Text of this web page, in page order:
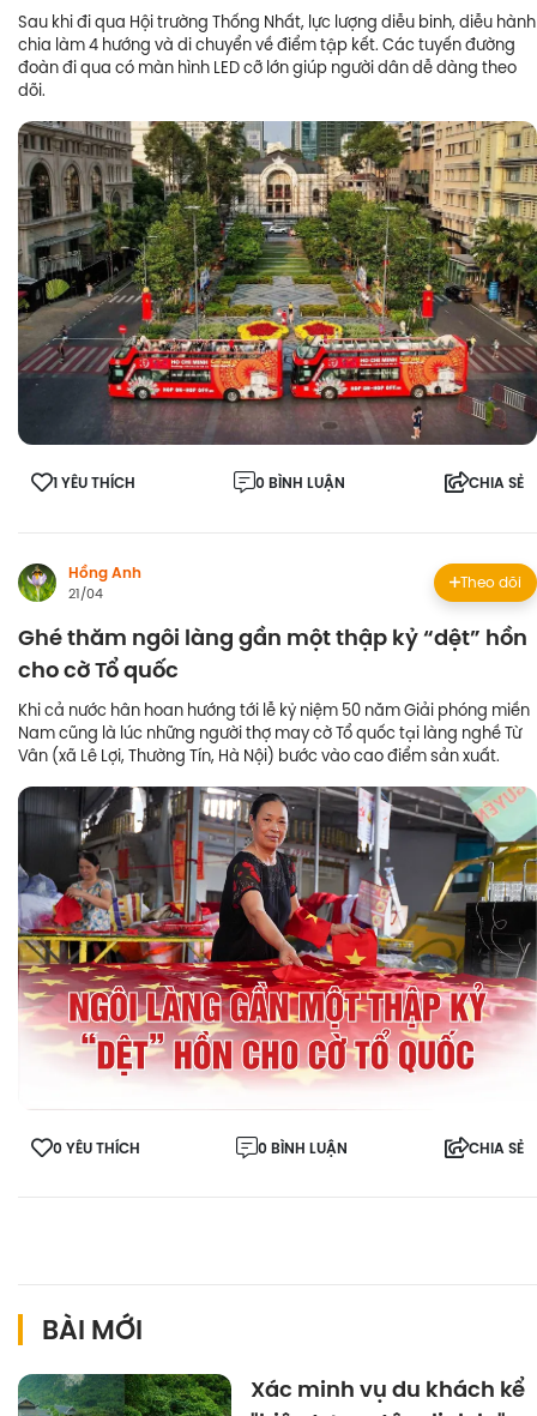
Sau khi đi qua Hội trường Thống Nhất, lực lượng diễu binh, diễu hành
chia làm 4 hướng và di chuyển về điểm tập kết. Các tuyến đường
đoàn đi qua có màn hình LED cỡ lớn giúp người dân dễ dàng theo
dõi.
1 YÊU THÍCH 0 BÌNH LUẬN CHIA SẺ
Hồng Anh
21/04
Theo dõi
Ghé thăm ngôi làng gần một thập kỷ “dệt” hồn
cho cờ Tổ quốc
Khi cả nước hân hoan hướng tới lễ kỷ niệm 50 năm Giải phóng miền
Nam cũng là lúc những người thợ may cờ Tổ quốc tại làng nghề Từ
Vân (xã Lê Lợi, Thường Tín, Hà Nội) bước vào cao điểm sản xuất.
0 YÊU THÍCH 0 BÌNH LUẬN CHIA SẺ
BÀI MỚI
Xác minh vụ du khách kể